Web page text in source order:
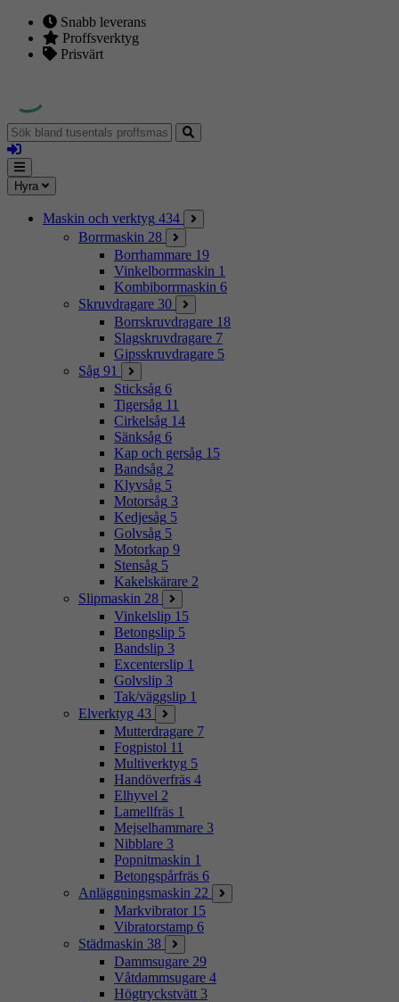
Snabb leverans
Proffsverktyg
Prisvärt
Sök
bland
tusentals
proffsmaskiner
Logga
in
Mina
sidor
Meny
Hyra
Maskin och verktyg 434
Borrmaskin 28
Borrhammare 19
Vinkelborrmaskin 1
Kombiborrmaskin 6
Skruvdragare 30
Borrskruvdragare 18
Slagskruvdragare 7
Gipsskruvdragare 5
Såg 91
Sticksåg 6
Tigersåg 11
Cirkelsåg 14
Sänksåg 6
Kap och gersåg 15
Bandsåg 2
Klyvsåg 5
Motorsåg 3
Kedjesåg 5
Golvsåg 5
Motorkap 9
Stensåg 5
Kakelskärare 2
Slipmaskin 28
Vinkelslip 15
Betongslip 5
Bandslip 3
Excenterslip 1
Golvslip 3
Tak/väggslip 1
Elverktyg 43
Mutterdragare 7
Fogpistol 11
Multiverktyg 5
Handöverfräs 4
Elhyvel 2
Lamellfräs 1
Mejselhammare 3
Nibblare 3
Popnitmaskin 1
Betongspårfräs 6
Anläggningsmaskin 22
Markvibrator 15
Vibratorstamp 6
Städmaskin 38
Dammsugare 29
Våtdammsugare 4
Högtryckstvätt 3